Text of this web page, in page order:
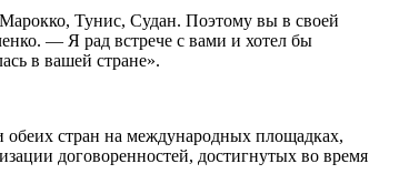
Тунис, Судан. Поэтому вы в своей
— Я рад встрече с вами и хотел бы
в вашей стране».
обеих стран на международных площадках,
договоренностей, достигнутых во время